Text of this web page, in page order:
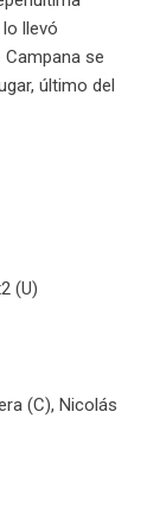
llevó
se
último del
(U)
(C), Nicolás